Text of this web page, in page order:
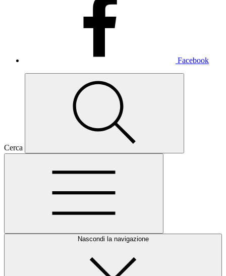
Facebook
Cerca
Nascondi la navigazione